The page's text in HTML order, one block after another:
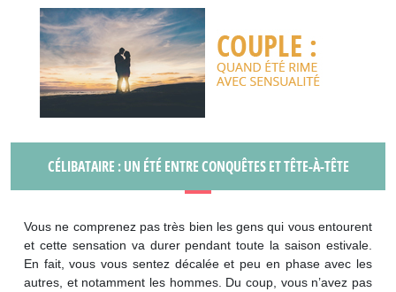
CÉLIBATAIRE : UN ÉTÉ ENTRE CONQUÊTES ET TÊTE-À-TÊTE
Vous ne comprenez pas très bien les gens qui vous entourent
et cette sensation va durer pendant toute la saison estivale.
En fait, vous vous sentez décalée et peu en phase avec les
autres, et notamment les hommes. Du coup, vous n’avez pas